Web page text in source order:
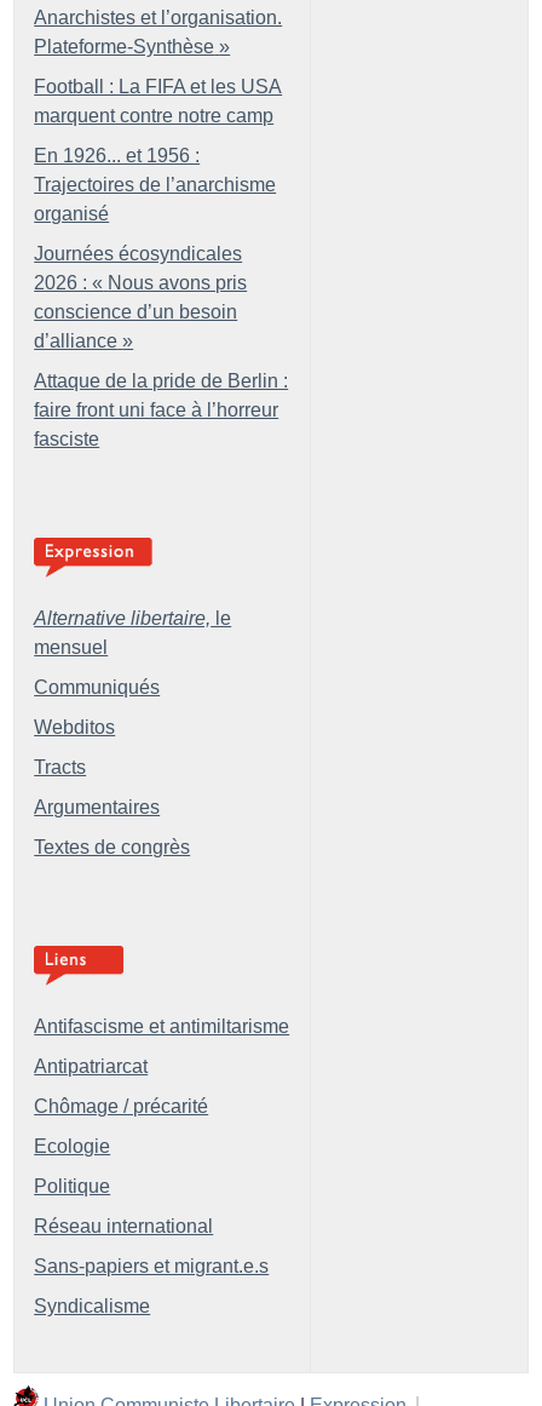
Anarchistes et l’organisation.
Plateforme-Synthèse »
Football : La FIFA et les USA
marquent contre notre camp
En 1926... et 1956 :
Trajectoires de l’anarchisme
organisé
Journées écosyndicales
2026 : « Nous avons pris
conscience d’un besoin
d’alliance »
Attaque de la pride de Berlin :
faire front uni face à l’horreur
fasciste
Alternative libertaire, le
mensuel
Communiqués
Webditos
Tracts
Argumentaires
Textes de congrès
Antifascisme et antimiltarisme
Antipatriarcat
Chômage / précarité
Ecologie
Politique
Réseau international
Sans-papiers et migrant.e.s
Syndicalisme